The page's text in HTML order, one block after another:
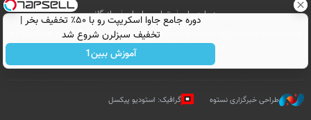
درباره ما تماس با ما
بازرگانی
All Content by Mehr News Agency is licensed under a Creative Commons
Attribution 4.0 International License.
طراحی خبرگزاری نستوه گرافیک: استودیو پیکسل
دوره جامع جاوا اسکریپت رو با ۵۰٪ تخفیف بخر |
تخفیف سبزلرن شروع شد
آموزش ببین1